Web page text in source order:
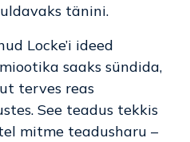
tänini.
Locke’i ideed
saaks sündida,
terves reas
See teadus tekkis
mitme teadusharu –